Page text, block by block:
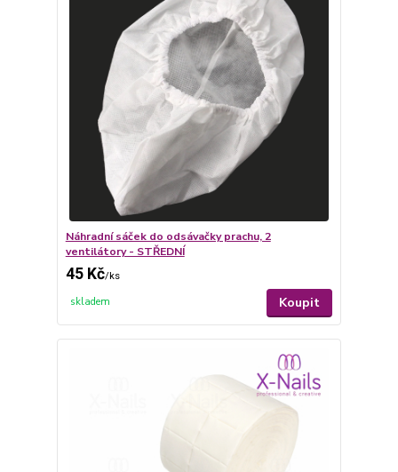
Náhradní sáček do odsávačky prachu, 2
ventilátory - STŘEDNÍ
45 Kč/ks
skladem Koupit